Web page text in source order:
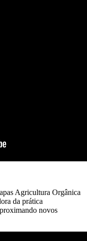
Agricultura Orgânica
da prática
novos